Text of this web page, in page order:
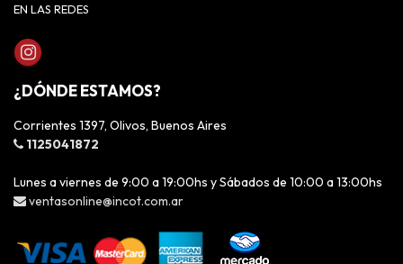
EN LAS REDES
¿DÓNDE ESTAMOS?
Corrientes 1397, Olivos, Buenos Aires
1125041872
Lunes a viernes de 9:00 a 19:00hs y Sábados de 10:00 a 13:00hs
ventasonline@incot.com.ar